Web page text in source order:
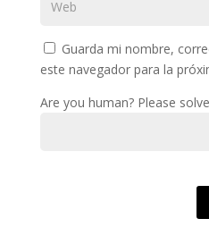
Guarda mi nombre,
este navegador para la
Are you human? Please